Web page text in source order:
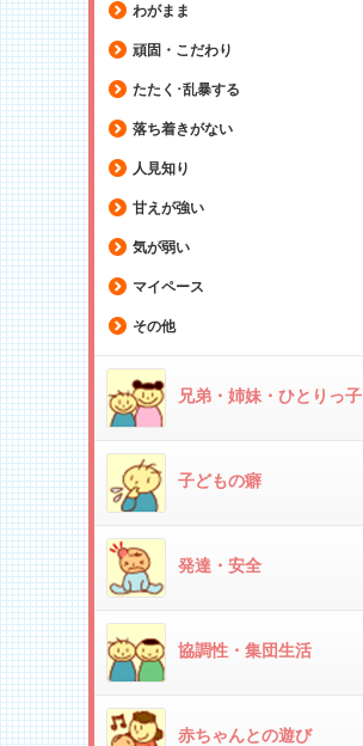
わがまま
頑固・こだわり
たたく･乱暴する
落ち着きがない
人見知り
甘えが強い
気が弱い
マイペース
その他
兄弟・姉妹・ひとりっ子
子どもの癖
発達・安全
協調性・集団生活
赤ちゃんとの遊び